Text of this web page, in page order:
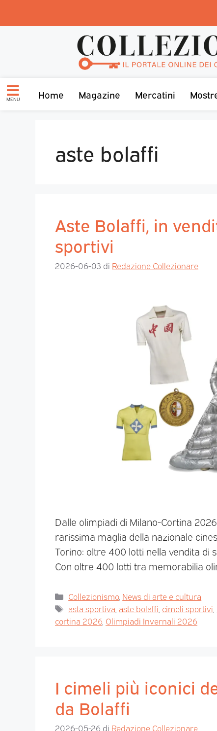
MENU Home Magazine Mercatini
aste bolaffi
Aste Bolaffi, in
sportivi
2026-06-03 di Redazione Collezionare
Dalle olimpiadi di Milano-Cortina
rarissima maglia della nazionale
Torino: oltre 400 lotti nella vendita di
Con oltre 400 lotti tra memorabilia
Collezionismo, News di arte e cultura
asta sportiva aste bolaffi cimeli sportivi
cortina 2026 Olimpiadi Invernali 2026
I cimeli più iconici
da Bolaffi
2026-05-26 di Redazione Collezionare